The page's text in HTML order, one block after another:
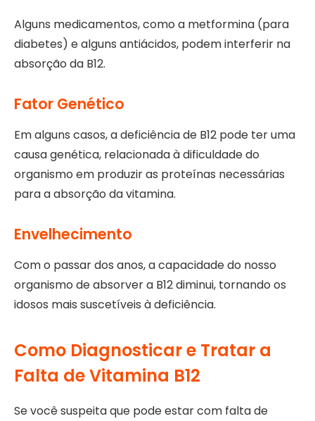
Alguns medicamentos, como a metformina (para
diabetes) e alguns antiácidos, podem interferir na
absorção da B12.
Fator Genético
Em alguns casos, a deficiência de B12 pode ter uma
causa genética, relacionada à dificuldade do
organismo em produzir as proteínas necessárias
para a absorção da vitamina.
Envelhecimento
Com o passar dos anos, a capacidade do nosso
organismo de absorver a B12 diminui, tornando os
idosos mais suscetíveis à deficiência.
Como Diagnosticar e Tratar a
Falta de Vitamina B12
Se você suspeita que pode estar com falta de